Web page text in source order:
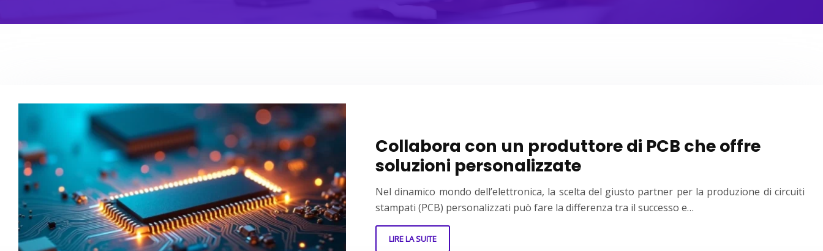
Collabora con un produttore di PCB che offre
soluzioni personalizzate
Nel dinamico mondo dell’elettronica, la scelta del giusto partner per la produzione di circuiti
stampati (PCB) personalizzati può fare la differenza tra il successo e…
LIRE LA SUITE